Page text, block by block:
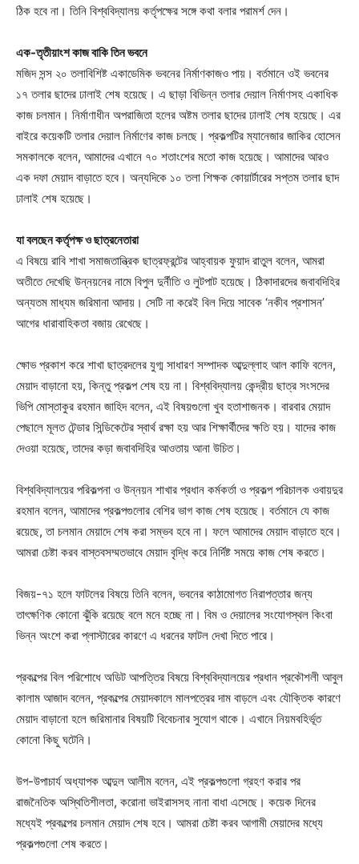
ঠিক হবে না। তিনি বিশ্ববিদ্যালয় কর্তৃপক্ষের সঙ্গে কথা বলার পরামর্শ দেন।
এক-তৃতীয়াংশ কাজ বাকি তিন ভবনে
মজিদ সন্স ২০ তলাবিশিষ্ট একাডেমিক ভবনের নির্মাণকাজও পায়। বর্তমানে ওই ভবনের
১৭ তলার ছাদের ঢালাই শেষ হয়েছে। এ ছাড়া বিভিন্ন তলার দেয়াল নির্মাণসহ একাধিক
কাজ চলমান। নির্মাণাধীন অপরাজিতা হলের অষ্টম তলার ছাদের ঢালাই শেষ হয়েছে। এর
বাইরে কয়েকটি তলার দেয়াল নির্মাণের কাজ চলছে। প্রকল্পটির ম্যানেজার জাকির হোসেন
সমকালকে বলেন, আমাদের এখানে ৭০ শতাংশের মতো কাজ হয়েছে। আমাদের আরও
এক দফা মেয়াদ বাড়াতে হবে। অন্যদিকে ১০ তলা শিক্ষক কোয়ার্টারের সপ্তম তলার ছাদ
ঢালাই শেষ হয়েছে।
যা বলছেন কর্তৃপক্ষ ও ছাত্রনেতারা
এ বিষয়ে রাবি শাখা সমাজতান্ত্রিক ছাত্রফ্রন্টের আহ্বায়ক ফুয়াদ রাতুল বলেন, আমরা
অতীতে দেখেছি উন্নয়নের নামে বিপুল দুর্নীতি ও লুটপাট হয়েছে। ঠিকাদারদের জবাবদিহির
অন্যতম মাধ্যম জরিমানা আদায়। সেটি না করেই বিল দিয়ে সাবেক ‘নকীব প্রশাসন’
আগের ধারাবাহিকতা বজায় রেখেছে।
ক্ষোভ প্রকাশ করে শাখা ছাত্রদলের যুগ্ম সাধারণ সম্পাদক আব্দুল্লাহ আল কাফি বলেন,
মেয়াদ বাড়ানো হয়, কিন্তু প্রকল্প শেষ হয় না। বিশ্ববিদ্যালয় কেন্দ্রীয় ছাত্র সংসদের
ভিপি মোস্তাকুর রহমান জাহিদ বলেন, এই বিষয়গুলো খুব হতাশাজনক। বারবার মেয়াদ
পেছালে মূলত টেন্ডার সিন্ডিকেটের স্বার্থ রক্ষা হয় আর শিক্ষার্থীদের ক্ষতি হয়। যাদের কাজ
দেওয়া হয়েছে, তাদের কড়া জবাবদিহির আওতায় আনা উচিত।
বিশ্ববিদ্যালয়ের পরিকল্পনা ও উন্নয়ন শাখার প্রধান কর্মকর্তা ও প্রকল্প পরিচালক ওবায়দুর
রহমান বলেন, আমাদের প্রকল্পগুলোর বেশির ভাগ কাজ শেষ হয়েছে। বর্তমানে যে কাজ
রয়েছে, তা চলমান মেয়াদে শেষ করা সম্ভব হবে না। ফলে আমাদের মেয়াদ বাড়াতে হবে।
আমরা চেষ্টা করব বাস্তবসম্মতভাবে মেয়াদ বৃদ্ধি করে নির্দিষ্ট সময়ে কাজ শেষ করতে।
বিজয়-৭১ হলে ফাটলের বিষয়ে তিনি বলেন, ভবনের কাঠামোগত নিরাপত্তার জন্য
তাৎক্ষণিক কোনো ঝুঁকি রয়েছে বলে মনে হচ্ছে না। বিম ও দেয়ালের সংযোগস্থল কিংবা
ভিন্ন অংশে করা প্লাস্টারের কারণে এ ধরনের ফাটল দেখা দিতে পারে।
প্রকল্পের বিল পরিশোধে অডিট আপত্তির বিষয়ে বিশ্ববিদ্যালয়ের প্রধান প্রকৌশলী আবুল
কালাম আজাদ বলেন, প্রকল্পের মেয়াদকালে মালপত্রের দাম বাড়লে এবং যৌক্তিক কারণে
মেয়াদ বাড়ানো হলে জরিমানার বিষয়টি বিবেচনার সুযোগ থাকে। এখানে নিয়মবহির্ভূত
কোনো কিছু ঘটেনি।
উপ-উপাচার্য অধ্যাপক আব্দুল আলীম বলেন, এই প্রকল্পগুলো গ্রহণ করার পর
রাজনৈতিক অস্থিতিশীলতা, করোনা ভাইরাসসহ নানা বাধা এসেছে। কয়েক দিনের
মধ্যেই প্রকল্পের চলমান মেয়াদ শেষ হবে। আমরা চেষ্টা করব আগামী মেয়াদের মধ্যে
প্রকল্পগুলো শেষ করতে।